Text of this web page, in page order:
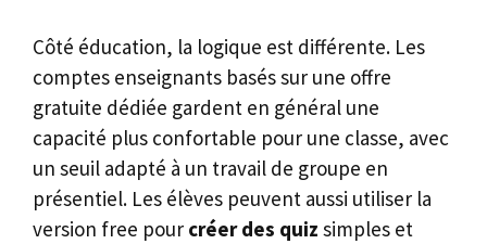
Côté éducation, la logique est différente. Les
comptes enseignants basés sur une offre
gratuite dédiée gardent en général une
capacité plus confortable pour une classe, avec
un seuil adapté à un travail de groupe en
présentiel. Les élèves peuvent aussi utiliser la
version free pour créer des quiz simples et